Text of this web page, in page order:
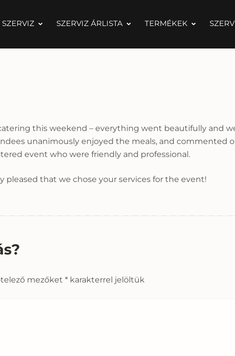
SZERVIZ SZERVIZ ÁRLISTA TERMÉKEK
this weekend – everything went beautifully and
unanimously enjoyed the meals, and commented
event who were friendly and professional.
pleased that we chose your services for the event!
mezőket * karakterrel jelöltük